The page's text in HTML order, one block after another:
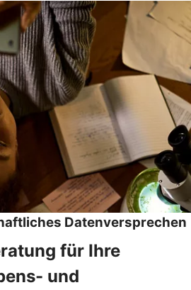
Datenversprechen
für Ihre
und